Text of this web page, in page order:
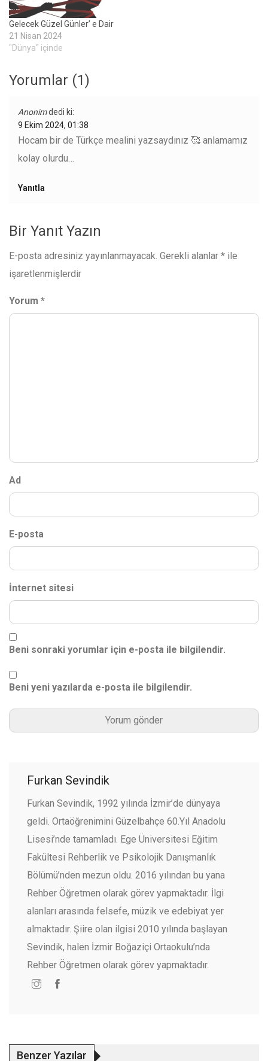
Gelecek Güzel Günler’ e Dair
21 Nisan 2024
"Dünya" içinde
Yorumlar (1)
Anonimdedi ki:
9 Ekim 2024, 01:38
Hocam bir de Türkçe mealini yazsaydınız 🥰 anlamamız
kolay olurdu…
Yanıtla
Bir Yanıt Yazın
E-posta adresiniz yayınlanmayacak. Gerekli alanlar * ile
işaretlenmişlerdir
Yorum *
Ad
E-posta
İnternet sitesi
Beni sonraki yorumlar için e-posta ile bilgilendir.
Beni yeni yazılarda e-posta ile bilgilendir.
Furkan Sevindik
Furkan Sevindik, 1992 yılında İzmir’de dünyaya
geldi. Ortaöğrenimini Güzelbahçe 60.Yıl Anadolu
Lisesi’nde tamamladı. Ege Üniversitesi Eğitim
Fakültesi Rehberlik ve Psikolojik Danışmanlık
Bölümü’nden mezun oldu. 2016 yılından bu yana
Rehber Öğretmen olarak görev yapmaktadır. İlgi
alanları arasında felsefe, müzik ve edebiyat yer
almaktadır. Şiire olan ilgisi 2010 yılında başlayan
Sevindik, halen İzmir Boğaziçi Ortaokulu’nda
Rehber Öğretmen olarak görev yapmaktadır.
Benzer Yazılar